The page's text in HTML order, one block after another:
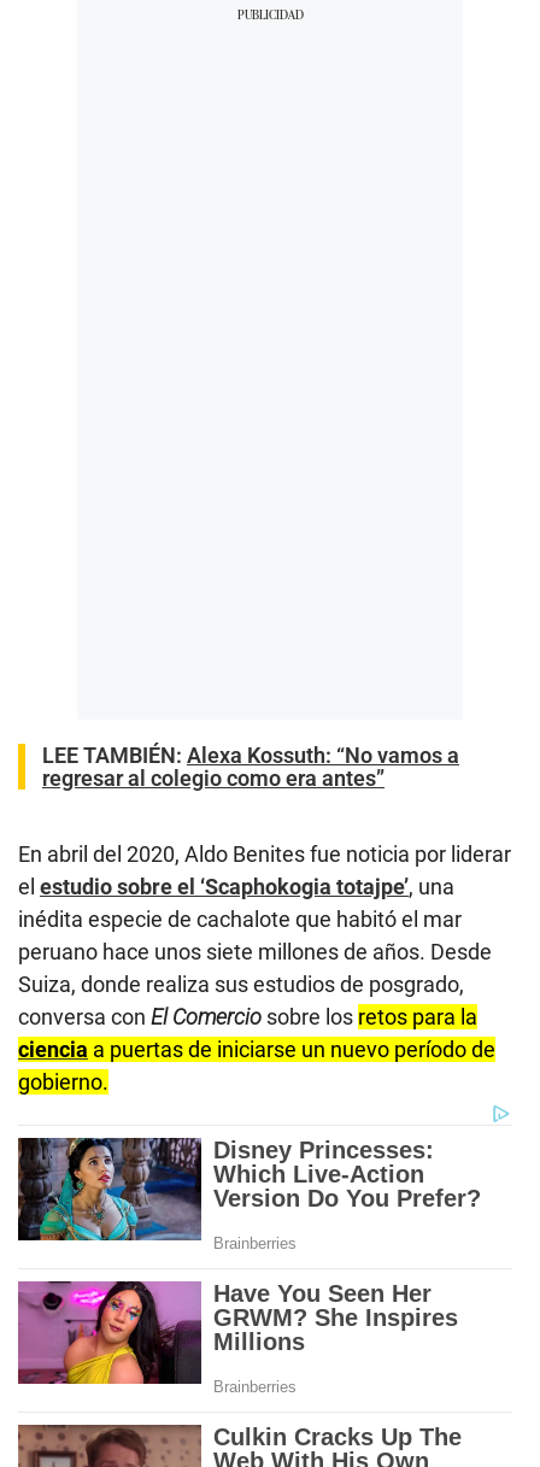
LEE TAMBIÉN: Alexa Kossuth: “No vamos a
regresar al colegio como era antes”
En abril del 2020, Aldo Benites fue noticia por liderar
el estudio sobre el ‘Scaphokogia totajpe’, una
inédita especie de cachalote que habitó el mar
peruano hace unos siete millones de años. Desde
Suiza, donde realiza sus estudios de posgrado,
conversa con El Comercio sobre los retos para la
ciencia a puertas de iniciarse un nuevo período de
gobierno.